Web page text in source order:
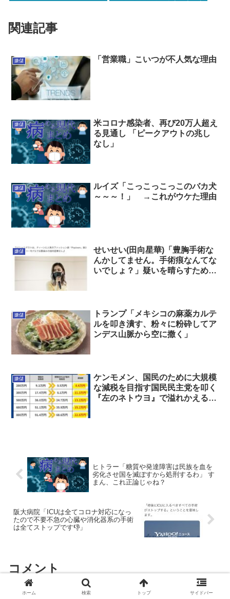
関連記事
嫌儲 「営業職」こいつが不人気な理由
嫌儲
米コロナ感染者、再び20万人超え
る見通し 「ピークアウトの兆し
なし」
嫌儲
ルイズ「こっこっこっこのバカ犬
～～～！」 →これがウケた理由
嫌儲
せいせい(田向星華)「豊胸手術な
んかしてません。手術痕なんてな
いでしょ？」疑いを晴らすためお
嫌儲
トランプ「メキシコの麻薬カルテ
ルを叩き潰す、粉々に粉砕してア
ンデス山脈から空に撒く」
嫌儲
ケンモメン、国民のために大規模
な減税を目指す国民民主党を叩く
『左のネトウヨ』で溢れかえる…
ヒトラー「糖質や発達障害は民族を血を
劣化させ国を滅ぼすから処刑するわ」 す
まん、これ正論じゃね？
阪大病院「ICUは全てコロナ対応になっ
たので不要不急の心臓や消化器系の手術
は全てストップです👎」
コメント
ホーム 検索 トップ サイドバー